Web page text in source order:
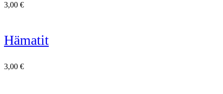
3,00 €
Hämatit
3,00 €